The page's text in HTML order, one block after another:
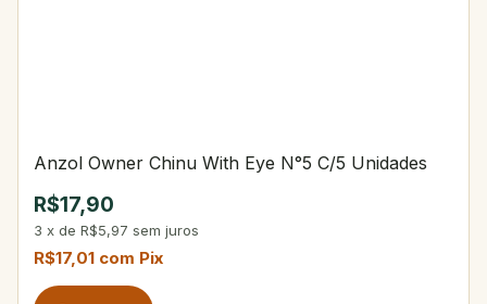
Anzol Owner Chinu With Eye N°5 C/5 Unidades
R$17,90
3 x de R$5,97 sem juros
R$17,01 com Pix